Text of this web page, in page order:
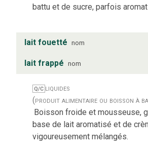
battu et de sucre, parfois
lait fouetté nom
lait frappé nom
Q/C liquides
(produit alimentaire ou boisson à
Boisson froide et mousseuse,
base de lait aromatisé et de
vigoureusement mélangés.